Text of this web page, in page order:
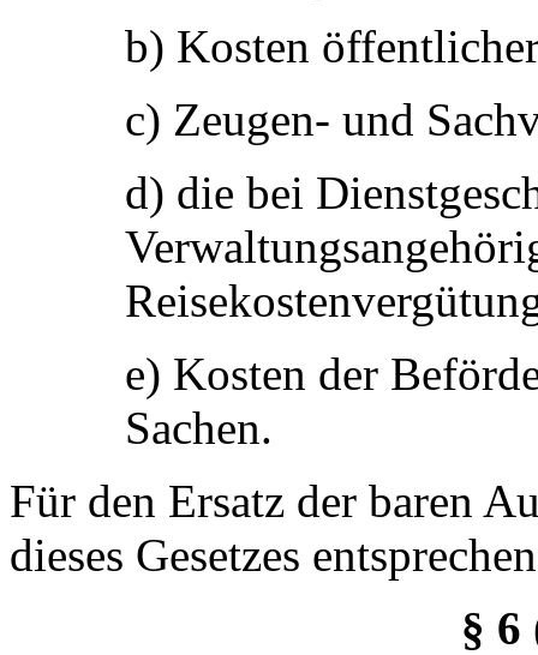
b) Kosten
c) Zeugen- und
d) die bei
e) Kosten der
Sachen.
Für den Ersatz der baren
dieses Gesetzes
§ 6